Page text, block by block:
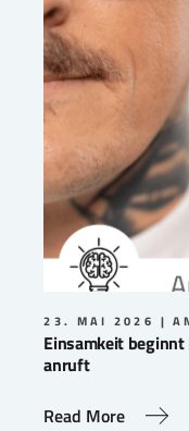
23. MAI 2026
Einsamkeit
anruft
Read More